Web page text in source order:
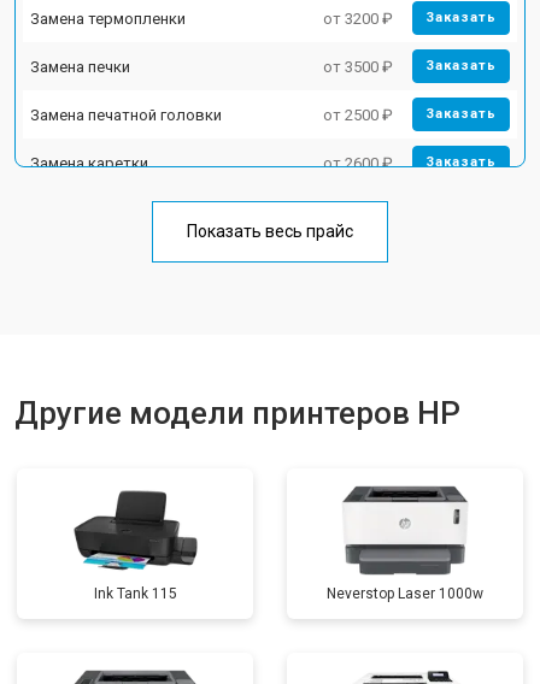
Замена термопленки от 3200 ₽ Заказать
Замена печки от 3500 ₽ Заказать
Замена печатной головки от 2500 ₽ Заказать
Замена каретки от 2600 ₽ Заказать
Замена блока питания от 2300 ₽
Показать весь прайс
Другие модели принтеров HP
Ink Tank 115 Neverstop Laser 1000w